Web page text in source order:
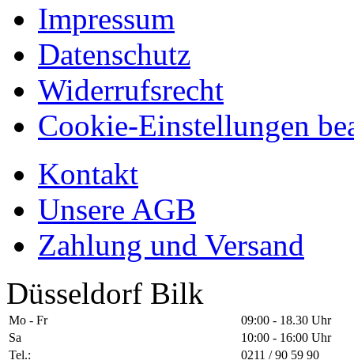
Impressum
Datenschutz
Widerrufsrecht
Cookie-Einstellungen
Kontakt
Unsere AGB
Zahlung und Versand
Düsseldorf Bilk
Mo - Fr
09:00 - 18.30 Uhr
Sa
10:00 - 16:00 Uhr
Tel.:
0211 / 90 59 90